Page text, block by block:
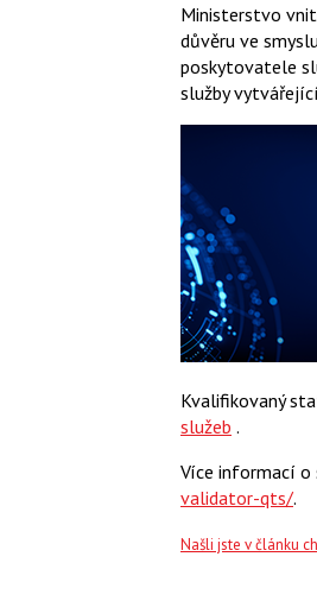
Ministerstvo
důvěru ve
poskytovatele
služby
Kvalifikovaný
služeb .
Více informací o
validator-qts/.
Našli jste v článku